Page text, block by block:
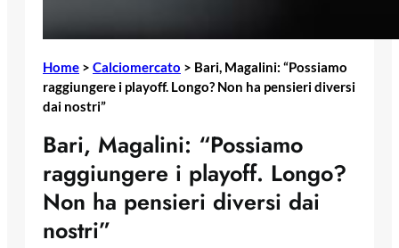
Home > Calciomercato > Bari, Magalini: “Possiamo
raggiungere i playoff. Longo? Non ha pensieri diversi
dai nostri”
Bari, Magalini: “Possiamo
raggiungere i playoff. Longo?
Non ha pensieri diversi dai
nostri”